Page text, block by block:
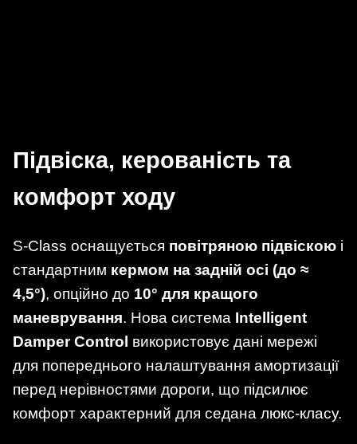
Підвіска, керованість та
комфорт ходу
S-Class оснащується повітряною підвіскою і
стандартним кермом на задній осі (до ≈
4,5°), опційно до 10° для кращого
маневрування. Нова система Intelligent
Damper Control використовує дані мережі
для попереднього налаштування амортизації
перед нерівностями дороги, що підсилює
комфорт характерний для седана люкс-класу.